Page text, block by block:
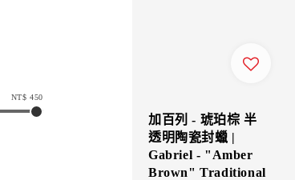
NT$450
加百列 - 琥珀棕 半
透明陶瓷封蠟 |
Gabriel - "Amber
Brown" Traditional